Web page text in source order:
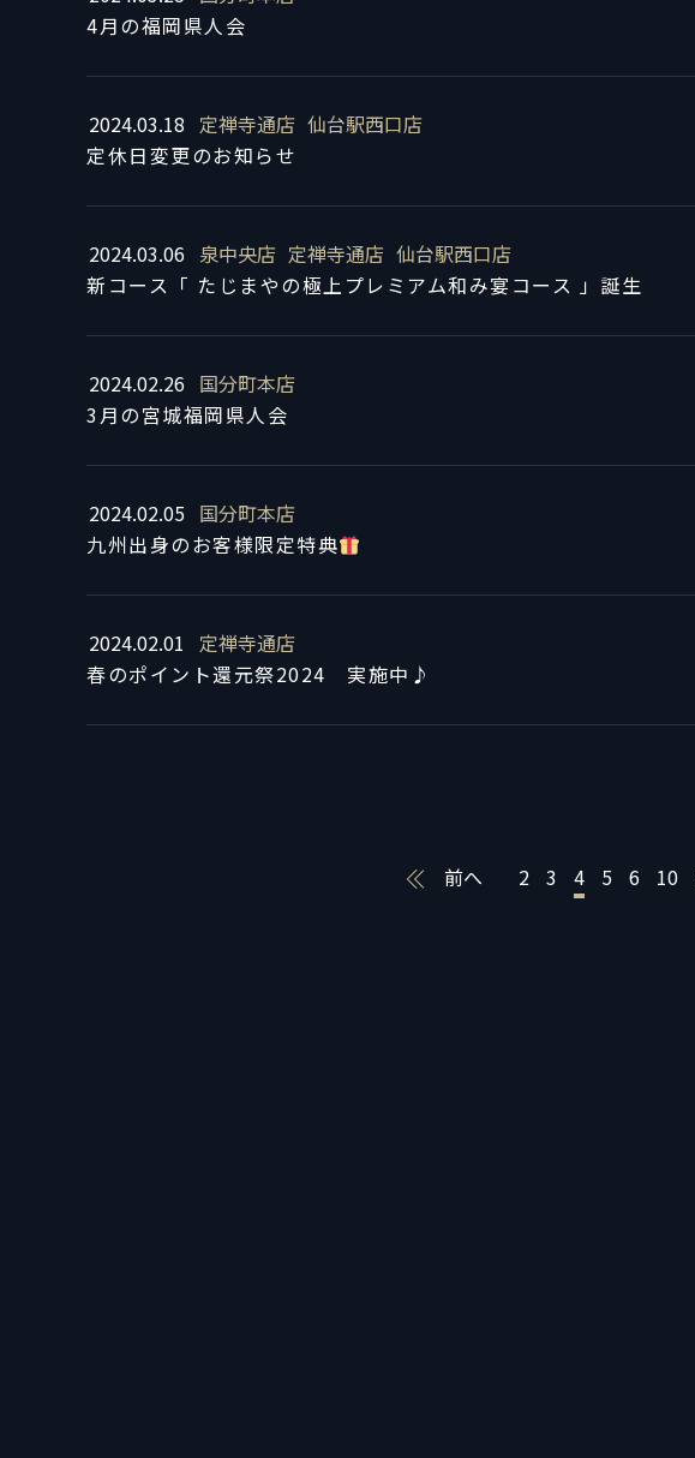
4月の福岡県人会
2024.03.18 仙台駅西口店
定禅寺通店
定休日変更のお知らせ
2024.03.06 仙台駅西口店
定禅寺通店
泉中央店
新コース「 たじまやの極上プレミアム和み宴コース 」誕生
2024.02.26 国分町本店
3月の宮城福岡県人会
2024.02.05 国分町本店
九州出身のお客様限定特典
2024.02.01
定禅寺通店
春のポイント還元祭2024 実施中♪
前へ 2 3 4 5 6 10